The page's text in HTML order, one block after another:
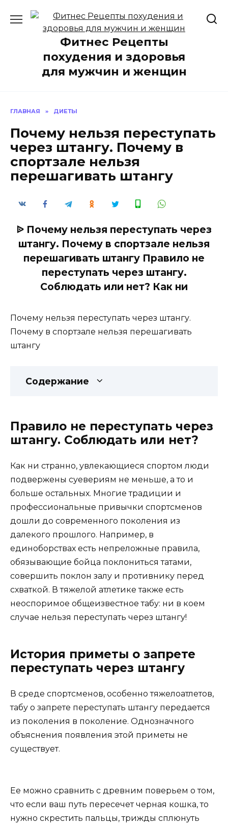
содержанию
Фитнес Рецепты
похудения и здоровья
для мужчин и женщин
ГЛАВНАЯ » ДИЕТЫ
Почему нельзя переступать
через штангу. Почему в
спортзале нельзя
перешагивать штангу
ᐉ Почему нельзя переступать через
штангу. Почему в спортзале нельзя
перешагивать штангу Правило не
переступать через штангу.
Соблюдать или нет? Как ни
Почему нельзя переступать через штангу.
Почему в спортзале нельзя перешагивать
штангу
Содержание
Правило не переступать через
штангу. Соблюдать или нет?
Как ни странно, увлекающиеся спортом люди
подвержены суевериям не меньше, а то и
больше остальных. Многие традиции и
профессиональные привычки спортсменов
дошли до современного поколения из
далекого прошлого. Например, в
единоборствах есть непреложные правила,
обязывающие бойца поклониться татами,
совершить поклон залу и противнику перед
схваткой. В тяжелой атлетике также есть
неоспоримое общеизвестное табу: ни в коем
случае нельзя переступать через штангу!
История приметы о запрете
переступать через штангу
В среде спортсменов, особенно тяжелоатлетов,
табу о запрете переступать штангу передается
из поколения в поколение. Однозначного
объяснения появления этой приметы не
существует.
Ее можно сравнить с древним поверьем о том,
что если ваш путь пересечет черная кошка, то
нужно скрестить пальцы, трижды сплюнуть